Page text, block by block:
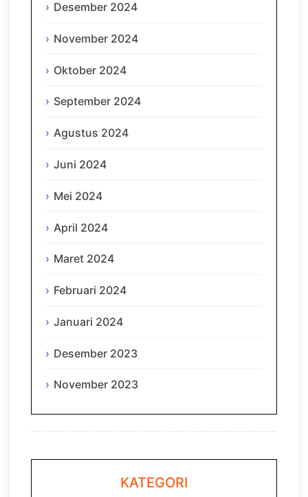
Desember 2024
November 2024
Oktober 2024
September 2024
Agustus 2024
Juni 2024
Mei 2024
April 2024
Maret 2024
Februari 2024
Januari 2024
Desember 2023
November 2023
KATEGORI